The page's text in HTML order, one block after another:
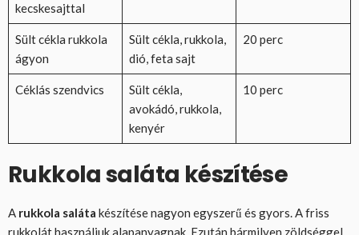
kecskesajttal
Sült cékla rukkola
ágyon
Sült cékla, rukkola,
dió, feta sajt
20 perc
Céklás szendvics
Sült cékla,
avokádó, rukkola,
kenyér
10 perc
Rukkola saláta készítése
A rukkola saláta készítése nagyon egyszerű és gyors. A friss
rukkolát használjuk alapanyagnak. Ezután bármilyen zöldséggel